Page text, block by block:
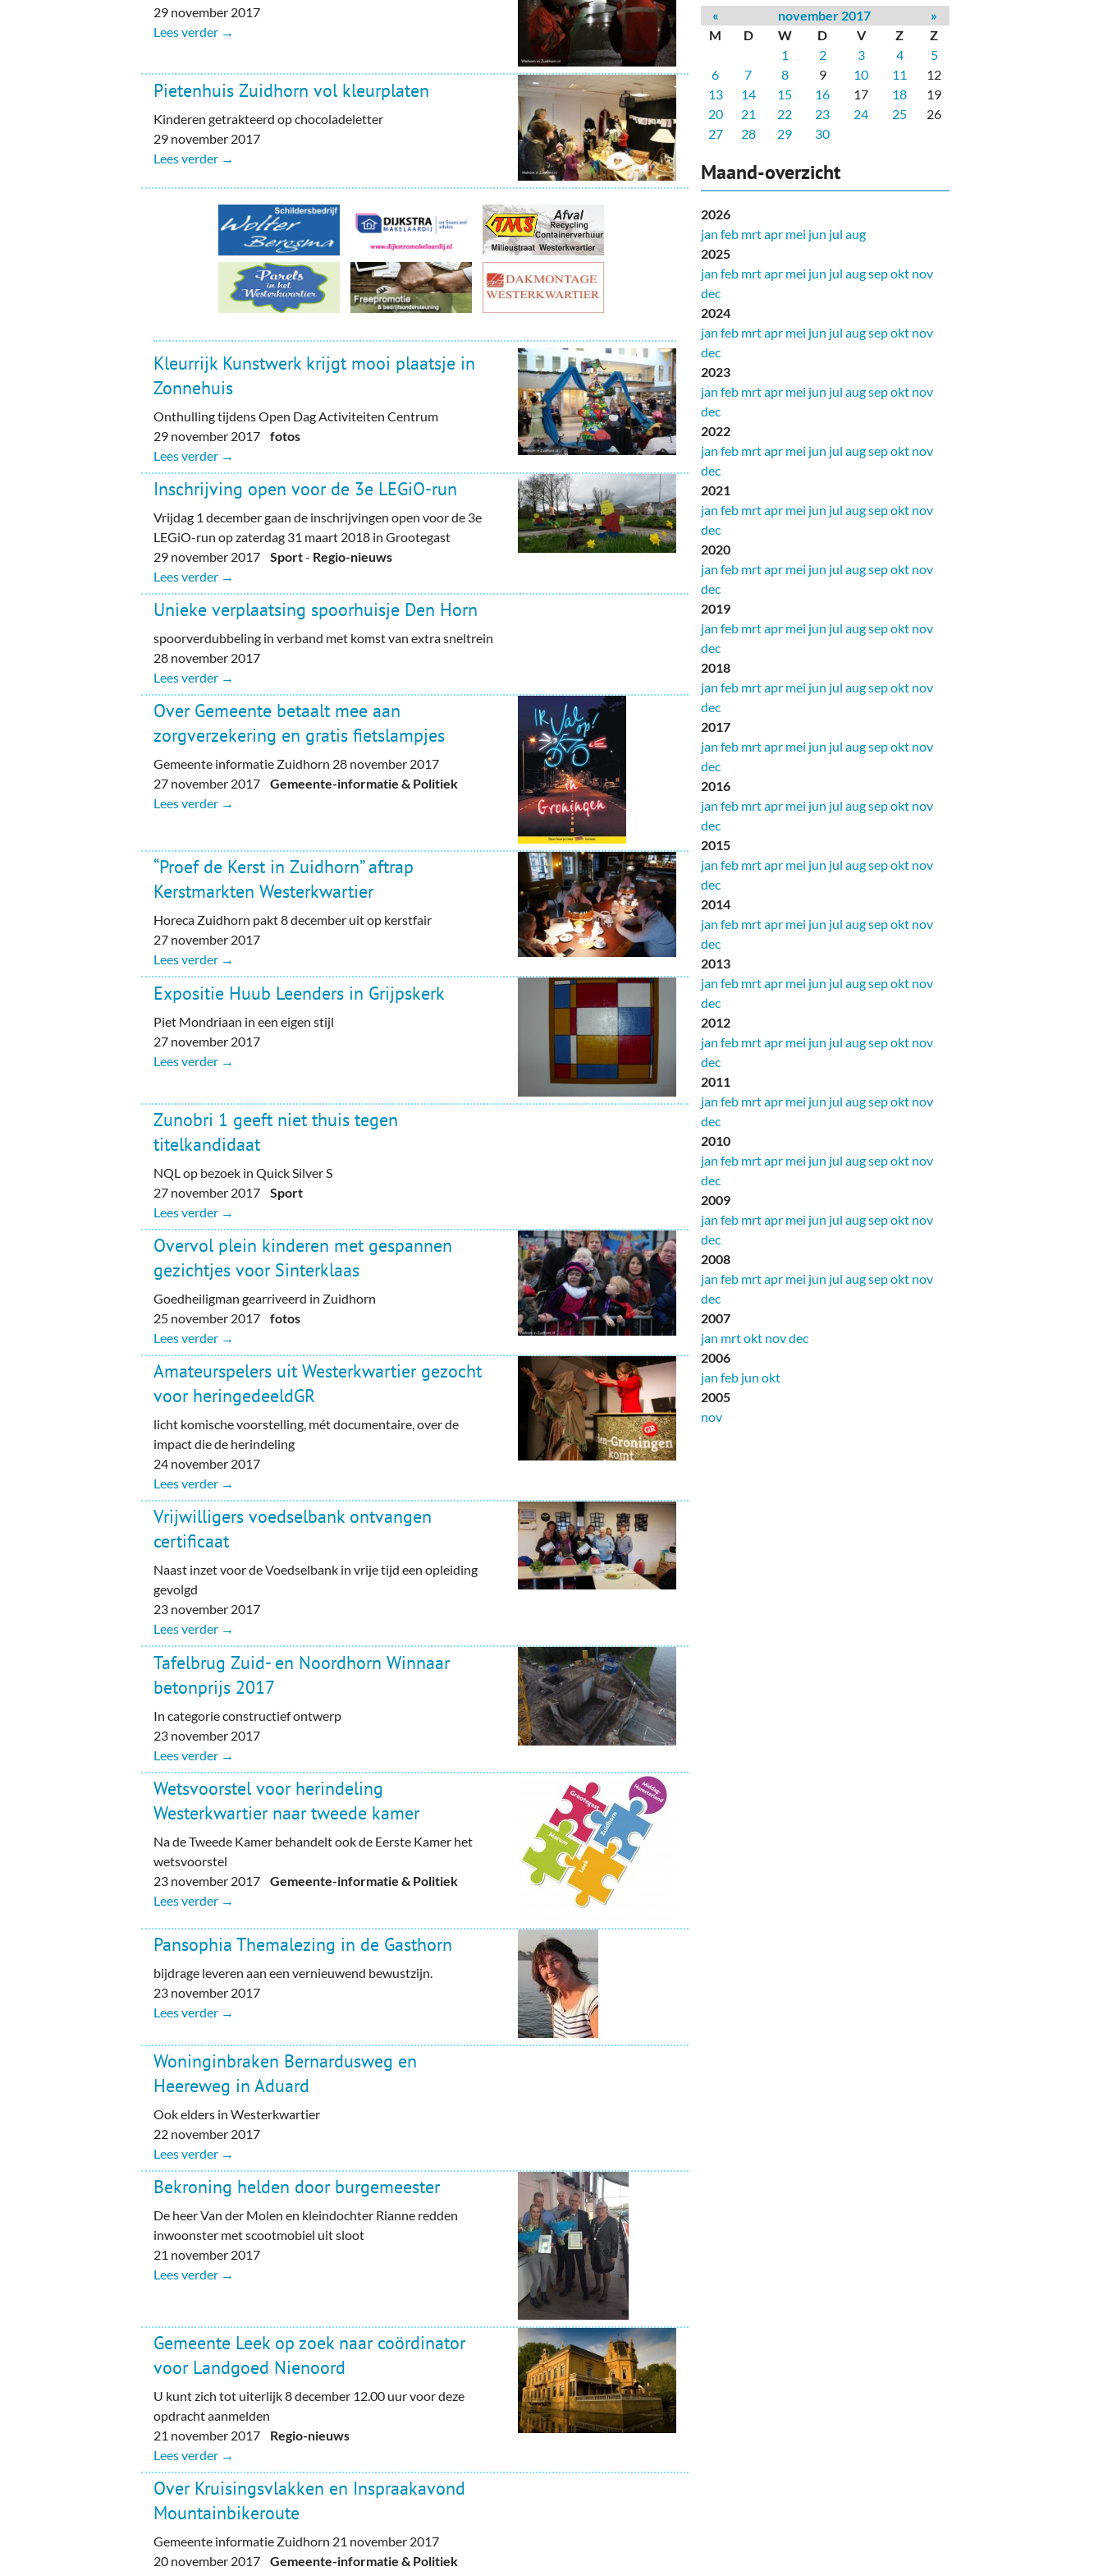
Zuidhorners
On-line bestellen in Zuidhorn
Financiën, Makelaars & Hypotheken
Diensten, Gemak & Zakelijk
(Ver) Bouw & Onderhoud
Bedrijventerreinen
Bedrijven in de Regio Zuidhorn
Bedrijven van Vroeger
29 november 2017
Lees verder →
Pietenhuis Zuidhorn vol kleurplaten
Kinderen getrakteerd op chocoladeletter
29 november 2017
Lees verder →
Kleurrijk Kunstwerk krijgt mooi plaatsje in
Zonnehuis
Onthulling tijdens Open Dag Activiteiten Centrum
29 november 2017fotos
Lees verder →
Inschrijving open voor de 3e LEGiO-run
Vrijdag 1 december gaan de inschrijvingen open voor de 3e
LEGiO-run op zaterdag 31 maart 2018 in Grootegast
29 november 2017Sport- Regio-nieuws
Lees verder →
Unieke verplaatsing spoorhuisje Den Horn
spoorverdubbeling in verband met komst van extra sneltrein
28 november 2017
Lees verder →
Over Gemeente betaalt mee aan
zorgverzekering en gratis fietslampjes
Gemeente informatie Zuidhorn 28 november 2017
27 november 2017Gemeente-informatie & Politiek
Lees verder →
“Proef de Kerst in Zuidhorn” aftrap
Kerstmarkten Westerkwartier
Horeca Zuidhorn pakt 8 december uit op kerstfair
27 november 2017
Lees verder →
Expositie Huub Leenders in Grijpskerk
Piet Mondriaan in een eigen stijl
27 november 2017
Lees verder →
Zunobri 1 geeft niet thuis tegen
titelkandidaat
NQL op bezoek in Quick Silver S
27 november 2017Sport
Lees verder →
Overvol plein kinderen met gespannen
gezichtjes voor Sinterklaas
Goedheiligman gearriveerd in Zuidhorn
25 november 2017fotos
Lees verder →
Amateurspelers uit Westerkwartier gezocht
voor heringedeeldGR
licht komische voorstelling, mét documentaire, over de
impact die de herindeling
24 november 2017
Lees verder →
Vrijwilligers voedselbank ontvangen
certificaat
Naast inzet voor de Voedselbank in vrije tijd een opleiding
gevolgd
23 november 2017
Lees verder →
Tafelbrug Zuid- en Noordhorn Winnaar
betonprijs 2017
In categorie constructief ontwerp
23 november 2017
Lees verder →
Wetsvoorstel voor herindeling
Westerkwartier naar tweede kamer
Na de Tweede Kamer behandelt ook de Eerste Kamer het
wetsvoorstel
23 november 2017Gemeente-informatie & Politiek
Lees verder →
Pansophia Themalezing in de Gasthorn
bijdrage leveren aan een vernieuwend bewustzijn.
23 november 2017
Lees verder →
Woninginbraken Bernardusweg en
Heereweg in Aduard
Ook elders in Westerkwartier
22 november 2017
Lees verder →
Bekroning helden door burgemeester
De heer Van der Molen en kleindochter Rianne redden
inwoonster met scootmobiel uit sloot
21 november 2017
Lees verder →
Gemeente Leek op zoek naar coördinator
voor Landgoed Nienoord
U kunt zich tot uiterlijk 8 december 12.00 uur voor deze
opdracht aanmelden
21 november 2017 Regio-nieuws
Lees verder →
Over Kruisingsvlakken en Inspraakavond
Mountainbikeroute
Gemeente informatie Zuidhorn 21 november 2017
20 november 2017Gemeente-informatie & Politiek
« november 2017
»
M
D W D V Z
Z
1
2 3 4
5
6
7 8 9 10 11
12
13
14 15 16 17 18
19
20
21 22 23 24 25
26
27
28 29 30
Maand-overzicht
2026
jan feb mrtapr mei jun jul aug
2025
jan feb mrtapr mei jun jul augsepokt nov
dec
2024
jan feb mrtapr mei jun jul augsepokt nov
dec
2023
jan feb mrtapr mei jun jul augsepokt nov
dec
2022
jan feb mrtapr mei jun jul augsepokt nov
dec
2021
jan feb mrtapr mei jun jul augsepokt nov
dec
2020
jan feb mrtapr mei jun jul augsepokt nov
dec
2019
jan feb mrtapr mei jun jul augsepokt nov
dec
2018
jan feb mrtapr mei jun jul augsepokt nov
dec
2017
jan feb mrtapr mei jun jul augsepokt nov
dec
2016
jan feb mrtapr mei jun jul augsepokt nov
dec
2015
jan feb mrtapr mei jun jul augsepokt nov
dec
2014
jan feb mrtapr mei jun jul augsepokt nov
dec
2013
jan feb mrtapr mei jun jul augsepokt nov
dec
2012
jan feb mrtapr mei jun jul augsepokt nov
dec
2011
jan feb mrtapr mei jun jul augsepokt nov
dec
2010
jan feb mrtapr mei jun jul augsepokt nov
dec
2009
jan feb mrtapr mei jun jul augsepokt nov
dec
2008
jan feb mrtapr mei jun jul augsepokt nov
dec
2007
jan mrtokt novdec
2006
jan feb jun okt
2005
nov